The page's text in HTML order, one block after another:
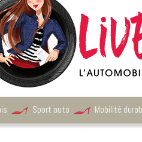
Sport auto Mobilité